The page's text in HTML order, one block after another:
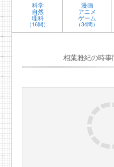
科学
自然
理科
（16問）
漫画
アニメ
ゲーム
（34問）
相葉雅紀の時